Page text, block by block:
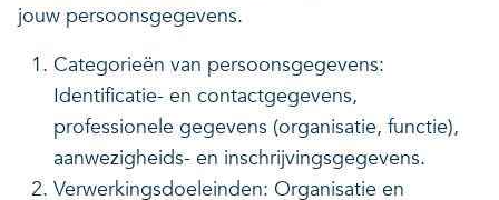
jouw persoonsgegevens.
Categorieën van persoonsgegevens:
Identificatie- en contactgegevens,
professionele gegevens (organisatie, functie),
aanwezigheids- en inschrijvingsgegevens.
Verwerkingsdoeleinden: Organisatie en